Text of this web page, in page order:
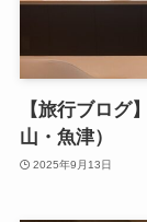
【旅行ブログ
山・魚津）
2025年9月13日